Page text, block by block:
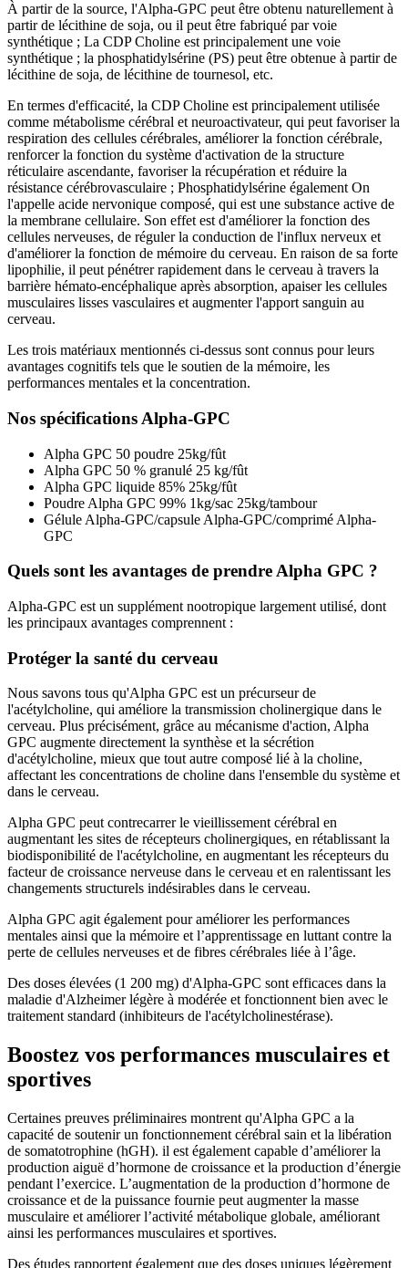
À partir de la source, l'Alpha-GPC peut être obtenu naturellement à
partir de lécithine de soja, ou il peut être fabriqué par voie
synthétique ; La CDP Choline est principalement une voie
synthétique ; la phosphatidylsérine (PS) peut être obtenue à partir de
lécithine de soja, de lécithine de tournesol, etc.
En termes d'efficacité, la CDP Choline est principalement utilisée
comme métabolisme cérébral et neuroactivateur, qui peut favoriser la
respiration des cellules cérébrales, améliorer la fonction cérébrale,
renforcer la fonction du système d'activation de la structure
réticulaire ascendante, favoriser la récupération et réduire la
résistance cérébrovasculaire ; Phosphatidylsérine également On
l'appelle acide nervonique composé, qui est une substance active de
la membrane cellulaire. Son effet est d'améliorer la fonction des
cellules nerveuses, de réguler la conduction de l'influx nerveux et
d'améliorer la fonction de mémoire du cerveau. En raison de sa forte
lipophilie, il peut pénétrer rapidement dans le cerveau à travers la
barrière hémato-encéphalique après absorption, apaiser les cellules
musculaires lisses vasculaires et augmenter l'apport sanguin au
cerveau.
Les trois matériaux mentionnés ci-dessus sont connus pour leurs
avantages cognitifs tels que le soutien de la mémoire, les
performances mentales et la concentration.
Nos spécifications Alpha-GPC
Alpha GPC 50 poudre 25kg/fût
Alpha GPC 50 % granulé 25 kg/fût
Alpha GPC liquide 85% 25kg/fût
Poudre Alpha GPC 99% 1kg/sac 25kg/tambour
Gélule Alpha-GPC/capsule Alpha-GPC/comprimé Alpha-
GPC
Quels sont les avantages de prendre Alpha GPC ?
Alpha-GPC est un supplément nootropique largement utilisé, dont
les principaux avantages comprennent :
Protéger la santé du cerveau
Nous savons tous qu'Alpha GPC est un précurseur de
l'acétylcholine, qui améliore la transmission cholinergique dans le
cerveau. Plus précisément, grâce au mécanisme d'action, Alpha
GPC augmente directement la synthèse et la sécrétion
d'acétylcholine, mieux que tout autre composé lié à la choline,
affectant les concentrations de choline dans l'ensemble du système et
dans le cerveau.
Alpha GPC peut contrecarrer le vieillissement cérébral en
augmentant les sites de récepteurs cholinergiques, en rétablissant la
biodisponibilité de l'acétylcholine, en augmentant les récepteurs du
facteur de croissance nerveuse dans le cerveau et en ralentissant les
changements structurels indésirables dans le cerveau.
Alpha GPC agit également pour améliorer les performances
mentales ainsi que la mémoire et l’apprentissage en luttant contre la
perte de cellules nerveuses et de fibres cérébrales liée à l’âge.
Des doses élevées (1 200 mg) d'Alpha-GPC sont efficaces dans la
maladie d'Alzheimer légère à modérée et fonctionnent bien avec le
traitement standard (inhibiteurs de l'acétylcholinestérase).
Boostez vos performances musculaires et
sportives
Certaines preuves préliminaires montrent qu'Alpha GPC a la
capacité de soutenir un fonctionnement cérébral sain et la libération
de somatotrophine (hGH). il est également capable d’améliorer la
production aiguë d’hormone de croissance et la production d’énergie
pendant l’exercice. L’augmentation de la production d’hormone de
croissance et de la puissance fournie peut augmenter la masse
musculaire et améliorer l’activité métabolique globale, améliorant
ainsi les performances musculaires et sportives.
Des études rapportent également que des doses uniques légèrement